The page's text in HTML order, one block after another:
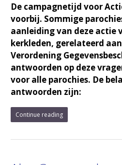
De campagnetijd voor
voorbij. Sommige
aanleiding van deze actie
kerkleden, gerelateerd
Verordening
antwoorden op deze
voor alle parochies. De
antwoorden zijn:
Continue reading